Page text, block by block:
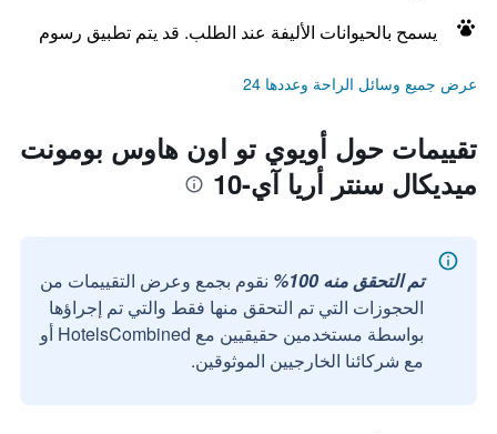
يسمح بالحيوانات الأليفة عند الطلب. قد يتم تطبيق رسوم
عرض جميع وسائل الراحة وعددها 24
تقييمات حول أويوي تو اون هاوس بومونت
ميديكال سنتر أريا آي-10
تم التحقق منه 100%
نقوم بجمع وعرض التقييمات من
الحجوزات التي تم التحقق منها فقط والتي تم إجراؤها
بواسطة مستخدمين حقيقيين مع HotelsCombined أو
مع شركائنا الخارجيين الموثوقين.